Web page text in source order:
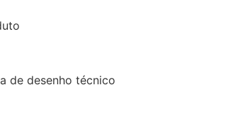
de desenho técnico